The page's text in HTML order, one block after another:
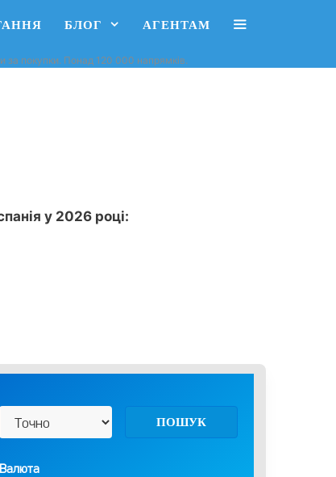
БЛОГ АГЕНТАМ
за покупки. Понад 120 000 напрямків.
у 2026 році:
ПОШУК
Валюта